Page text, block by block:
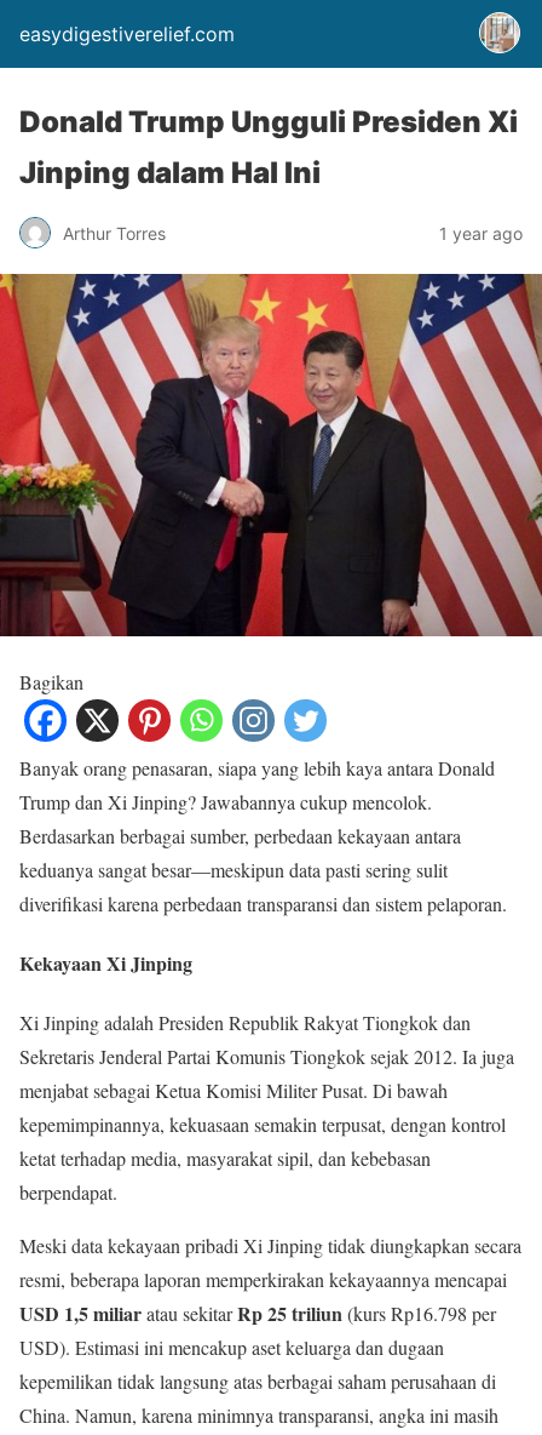
easydigestiverelief.com
Donald Trump Ungguli Presiden Xi
Jinping dalam Hal Ini
Arthur Torres 1 year ago
Bagikan
Banyak orang penasaran, siapa yang lebih kaya antara Donald
Trump dan Xi Jinping? Jawabannya cukup mencolok.
Berdasarkan berbagai sumber, perbedaan kekayaan antara
keduanya sangat besar—meskipun data pasti sering sulit
diverifikasi karena perbedaan transparansi dan sistem pelaporan.
Kekayaan Xi Jinping
Xi Jinping adalah Presiden Republik Rakyat Tiongkok dan
Sekretaris Jenderal Partai Komunis Tiongkok sejak 2012. Ia juga
menjabat sebagai Ketua Komisi Militer Pusat. Di bawah
kepemimpinannya, kekuasaan semakin terpusat, dengan kontrol
ketat terhadap media, masyarakat sipil, dan kebebasan
berpendapat.
Meski data kekayaan pribadi Xi Jinping tidak diungkapkan secara
resmi, beberapa laporan memperkirakan kekayaannya mencapai
USD 1,5 miliaratau sekitarRp 25 triliun(kurs Rp16.798 per
USD). Estimasi ini mencakup aset keluarga dan dugaan
kepemilikan tidak langsung atas berbagai saham perusahaan di
China. Namun, karena minimnya transparansi, angka ini masih